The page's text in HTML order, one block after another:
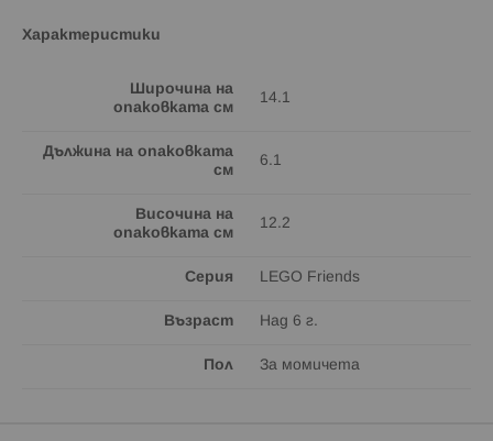
Характеристики
Широчина на
опаковката см
14.1
Дължина на опаковката
см
6.1
Височина на
опаковката см
12.2
Серия LEGO Friends
Възраст Над 6 г.
Пол За момичета